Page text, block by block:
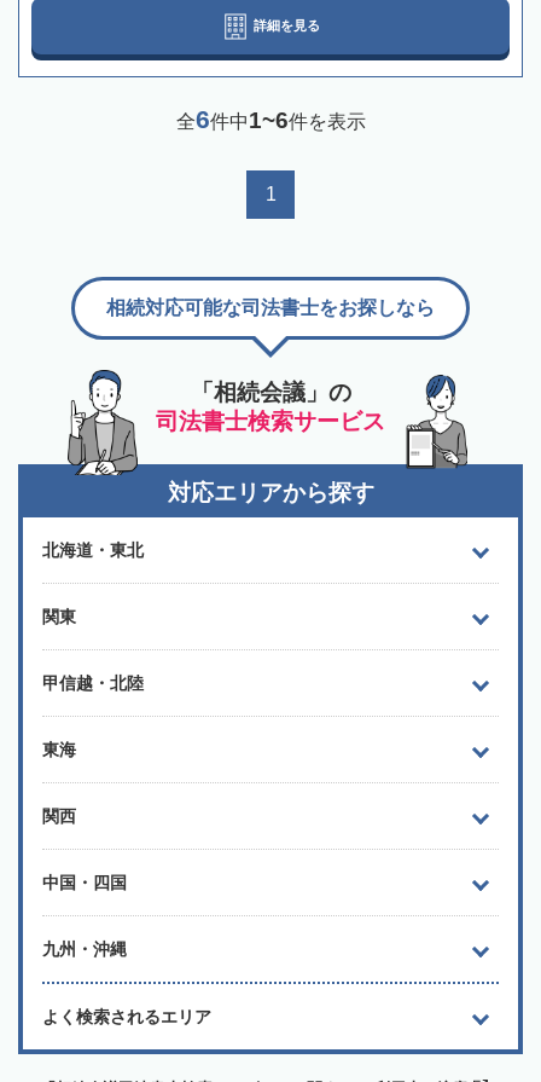
詳細を見る
全6件中1~6件を表示
1
「相続会議」の
司法書士検索サービス
相続対応可能な司法書士をお探しなら
対応エリアから探す
北海道・東北
関東
甲信越・北陸
東海
関西
中国・四国
九州・沖縄
よく検索されるエリア